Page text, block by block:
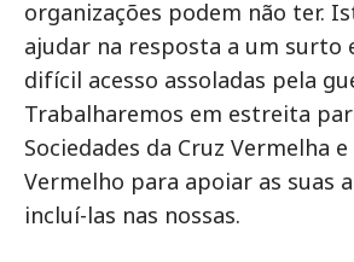
organizações podem não ter.
ajudar na resposta a um surto
difícil acesso assoladas pela
Trabalharemos em estreita
Sociedades da Cruz Vermelha
Vermelho para apoiar as suas
incluí-las nas nossas.